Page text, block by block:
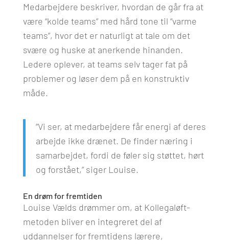
Medarbejdere beskriver, hvordan de går fra at
være “kolde teams” med hård tone til “varme
teams”, hvor det er naturligt at tale om det
svære og huske at anerkende hinanden.
Ledere oplever, at teams selv tager fat på
problemer og løser dem på en konstruktiv
måde.
“Vi ser, at medarbejdere får energi af deres
arbejde ikke drænet. De finder næring i
samarbejdet, fordi de føler sig støttet, hørt
og forstået,” siger Louise.
En drøm for fremtiden
Louise Vælds drømmer om, at Kollegaløft-
metoden bliver en integreret del af
uddannelser for fremtidens lærere,